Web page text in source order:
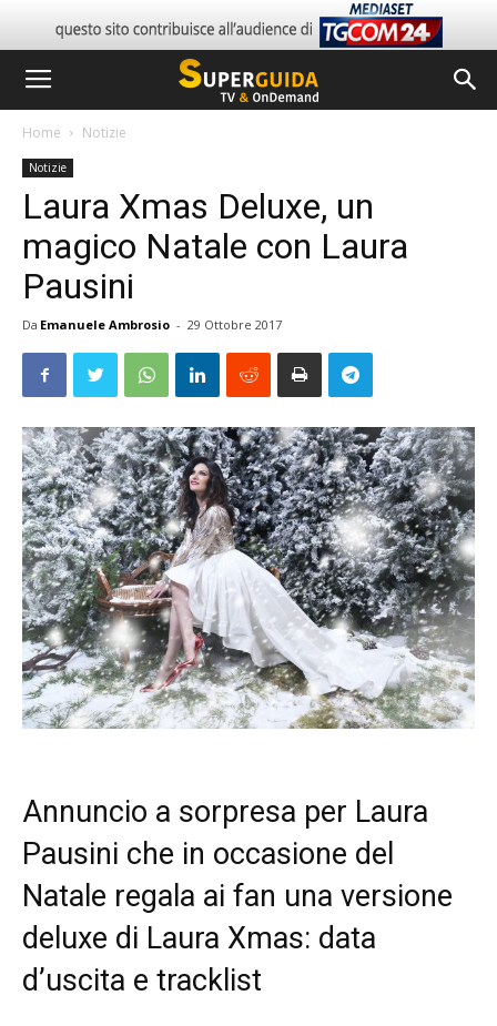
Home Notizie
Notizie
Laura Xmas Deluxe, un
magico Natale con Laura
Pausini
Da Emanuele Ambrosio - 29 Ottobre 2017
Annuncio a sorpresa per Laura
Pausini che in occasione del
Natale regala ai fan una versione
deluxe di Laura Xmas: data
d’uscita e tracklist